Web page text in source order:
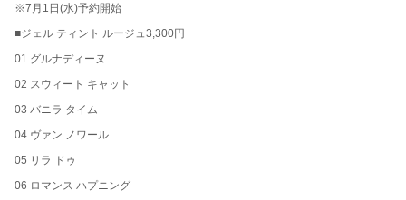
※7月1日(水)予約開始
■ジェル ティント ルージュ3,300円
01 グルナディーヌ
02 スウィート キャット
03 バニラ タイム
04 ヴァン ノワール
05 リラ ドゥ
06 ロマンス ハプニング